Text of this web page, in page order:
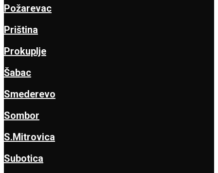
Požarevac
Priština
Prokuplje
Šabac
Smederevo
Sombor
S.Mitrovica
Subotica